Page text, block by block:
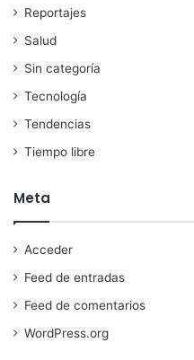
Reportajes
Salud
Sin categoría
Tecnología
Tendencias
Tiempo libre
Meta
Acceder
Feed de entradas
Feed de comentarios
WordPress.org